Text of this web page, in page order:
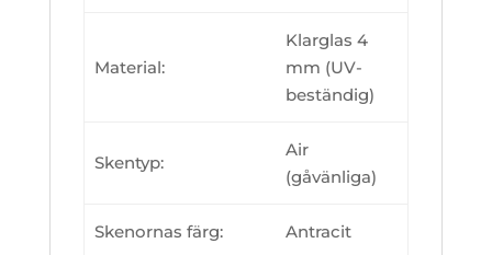
Material:
Klarglas 4
mm (UV-
beständig)
Skentyp:
Air
(gåvänliga)
Skenornas färg: Antracit